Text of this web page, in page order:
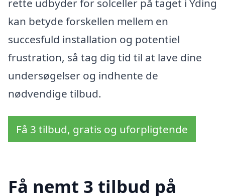
rette udbyder for solceller på taget i Yding
kan betyde forskellen mellem en
succesfuld installation og potentiel
frustration, så tag dig tid til at lave dine
undersøgelser og indhente de
nødvendige tilbud.
Få 3 tilbud, gratis og uforpligtende
Få nemt 3 tilbud på